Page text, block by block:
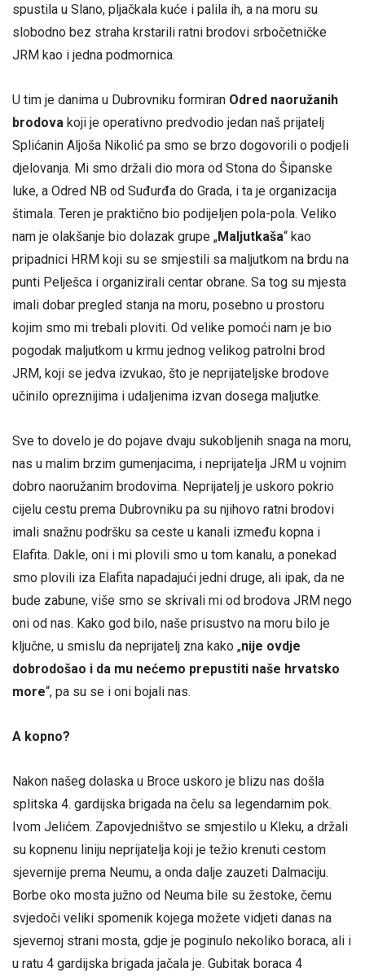
spustila u Slano, pljačkala kuće i palila ih, a na moru su
slobodno bez straha krstarili ratni brodovi srbočetničke
JRM kao i jedna podmornica.
U tim je danima u Dubrovniku formiran Odred naoružanih
brodova koji je operativno predvodio jedan naš prijatelj
Splićanin Aljoša Nikolić pa smo se brzo dogovorili o podjeli
djelovanja. Mi smo držali dio mora od Stona do Šipanske
luke, a Odred NB od Suđurđa do Grada, i ta je organizacija
štimala. Teren je praktično bio podijeljen pola-pola. Veliko
nam je olakšanje bio dolazak grupe „Maljutkaša“ kao
pripadnici HRM koji su se smjestili sa maljutkom na brdu na
punti Pelješca i organizirali centar obrane. Sa tog su mjesta
imali dobar pregled stanja na moru, posebno u prostoru
kojim smo mi trebali ploviti. Od velike pomoći nam je bio
pogodak maljutkom u krmu jednog velikog patrolni brod
JRM, koji se jedva izvukao, što je neprijateljske brodove
učinilo opreznijima i udaljenima izvan dosega maljutke.
Sve to dovelo je do pojave dvaju sukobljenih snaga na moru,
nas u malim brzim gumenjacima, i neprijatelja JRM u vojnim
dobro naoružanim brodovima. Neprijatelj je uskoro pokrio
cijelu cestu prema Dubrovniku pa su njihovo ratni brodovi
imali snažnu podršku sa ceste u kanali između kopna i
Elafita. Dakle, oni i mi plovili smo u tom kanalu, a ponekad
smo plovili iza Elafita napadajući jedni druge, ali ipak, da ne
bude zabune, više smo se skrivali mi od brodova JRM nego
oni od nas. Kako god bilo, naše prisustvo na moru bilo je
ključne, u smislu da neprijatelj zna kako „nije ovdje
dobrodošao i da mu nećemo prepustiti naše hrvatsko
more“, pa su se i oni bojali nas.
A kopno?
Nakon našeg dolaska u Broce uskoro je blizu nas došla
splitska 4. gardijska brigada na čelu sa legendarnim pok.
Ivom Jelićem. Zapovjedništvo se smjestilo u Kleku, a držali
su kopnenu liniju neprijatelja koji je težio krenuti cestom
sjevernije prema Neumu, a onda dalje zauzeti Dalmaciju.
Borbe oko mosta južno od Neuma bile su žestoke, čemu
svjedoči veliki spomenik kojega možete vidjeti danas na
sjevernoj strani mosta, gdje je poginulo nekoliko boraca, ali i
u ratu 4 gardijska brigada jačala je. Gubitak boraca 4